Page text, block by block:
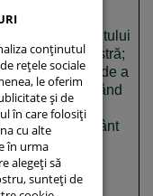
conținutul
rețele sociale
le oferim
și de
în care folosiți
cu alte
în urma
alegeți să
sunteți de
consimțământului
dumneavoastră;
aveți dreptul de a
retrage oricând
acest
consimțământ